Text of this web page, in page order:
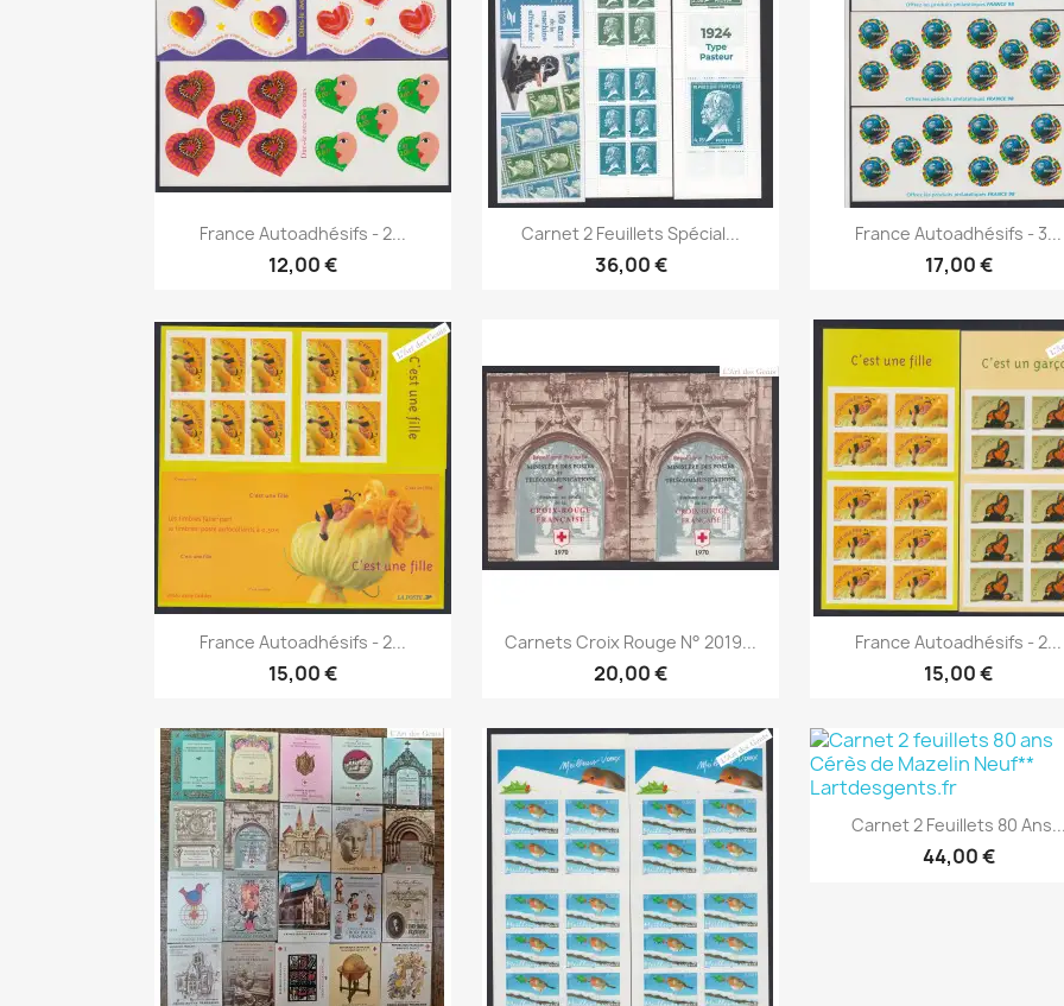
France Autoadhésifs - 2...
12,00 €
Aperçu rapide Carnet 2 Feuillets Spécial...
36,00 €
Aperçu rapide France Autoadhésifs - 3...
17,00 €
Aperçu rapide
France Autoadhésifs - 2...
15,00 €
Aperçu rapide Carnets Croix Rouge N° 2019...
20,00 €
Aperçu rapide France Autoadhésifs - 2...
15,00 €
Aperçu rapide
Carnet 2 Feuillets 80
44,00 €